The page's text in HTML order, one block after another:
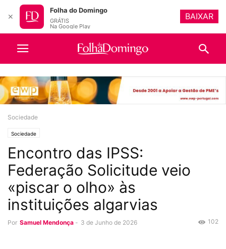
Sociedade
Sociedade
Encontro das IPSS:
Federação Solicitude veio
«piscar o olho» às
instituições algarvias
Por Samuel Mendonça - 3 de Junho de 2026 102
✕
Folha do Domingo
GRÁTIS
Na Google Play
BAIXAR